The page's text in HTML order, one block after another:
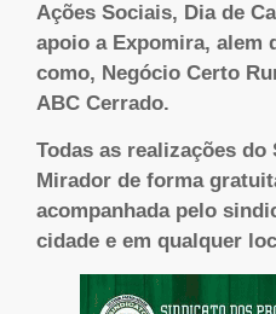
Ações Sociais, Dia de
apoio a Expomira, alem
como, Negócio Certo
ABC Cerrado.
Todas as realizações do
Mirador de forma
acompanhada pelo
cidade e em qualquer